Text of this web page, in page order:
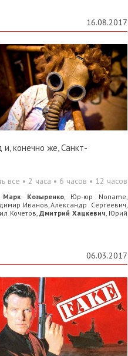
16.08.2017
и, конечно же, Санкт-
все • 2 часа • 6 часов • 12 часов
Марк Козыренко, Юр-юр Noname,
Иванов,Александр Сергеевич,
Кочетов,Дмитрий Хацкевич, Юрий
06.03.2017